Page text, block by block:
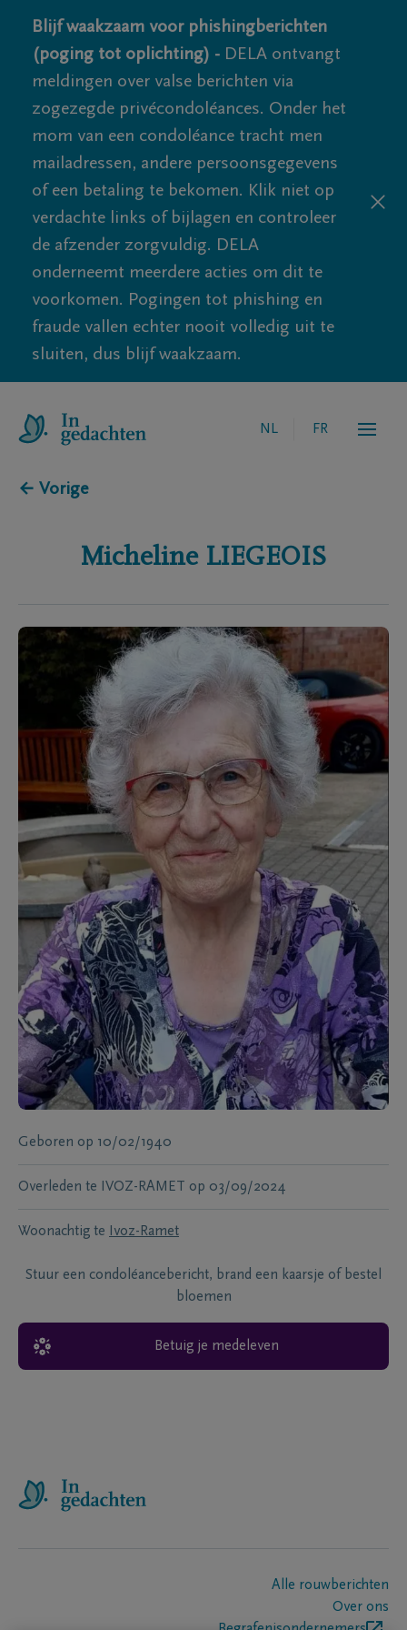
Blijf waakzaam voor phishingberichten
(poging tot oplichting) - DELA ontvangt
meldingen over valse berichten via
zogezegde privécondoléances. Onder het
mom van een condoléance tracht men
mailadressen, andere persoonsgegevens
of een betaling te bekomen. Klik niet op
verdachte links of bijlagen en controleer
de afzender zorgvuldig. DELA
onderneemt meerdere acties om dit te
voorkomen. Pogingen tot phishing en
fraude vallen echter nooit volledig uit te
sluiten, dus blijf waakzaam.
NL FR
← Vorige
Micheline LIEGEOIS
Geboren op 10/02/1940
Overleden te IVOZ-RAMET op 03/09/2024
Woonachtig te Ivoz-Ramet
Stuur een condoléancebericht, brand een kaarsje of bestel
bloemen
Betuig je medeleven
Alle rouwberichten
Over ons